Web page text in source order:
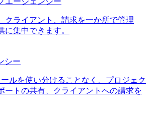
クライアント、請求を一か所で管理
に集中できます。
シー
ルを使い分けることなく、プロジェク
ートの共有、クライアントへの請求を